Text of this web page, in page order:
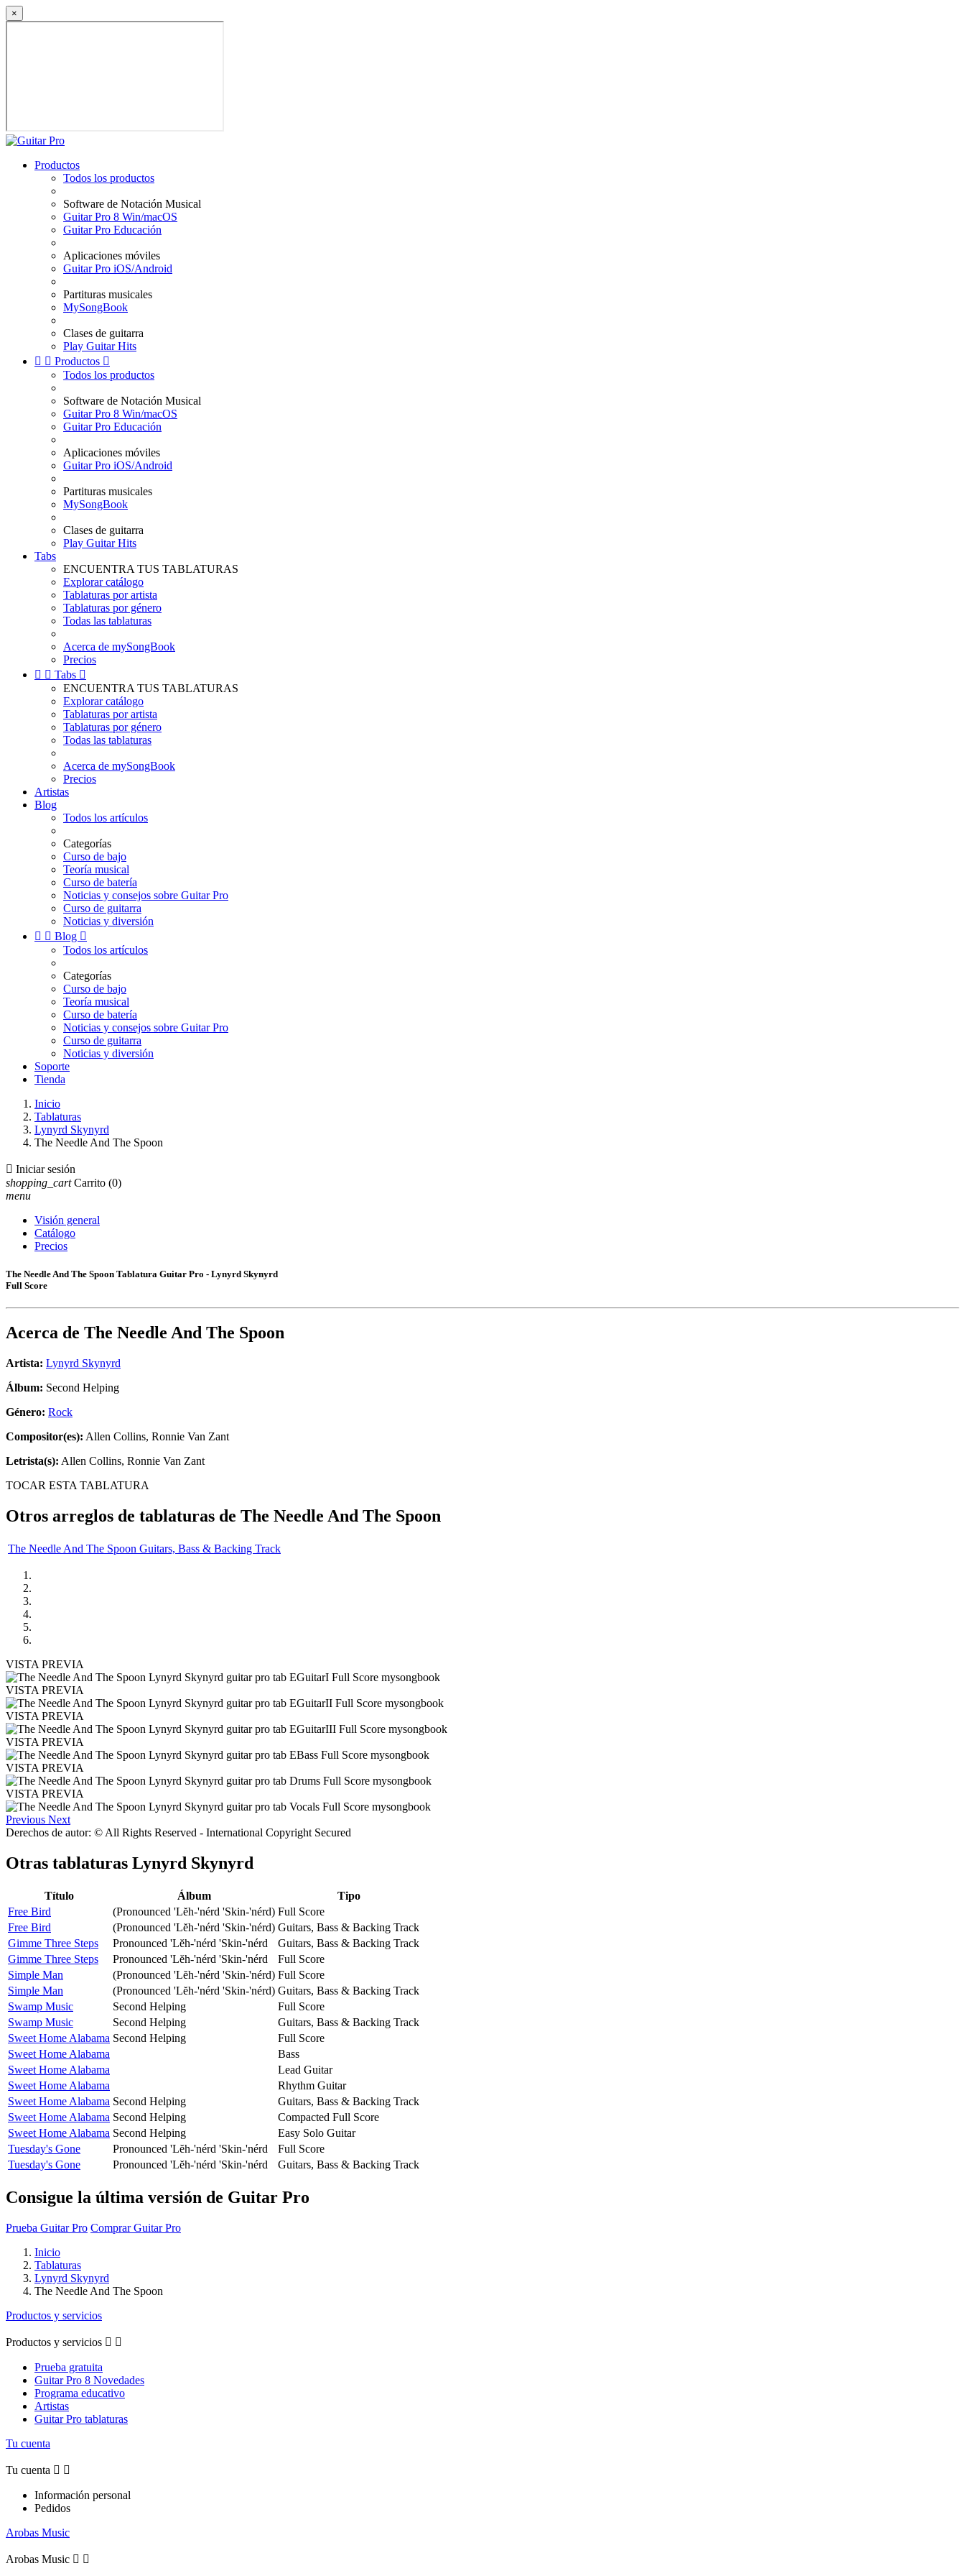
×
Productos
Todos los productos
Software de Notación Musical
Guitar Pro 8 Win/macOS
Guitar Pro Educación
Aplicaciones móviles
Guitar Pro iOS/Android
Partituras musicales
MySongBook
Clases de guitarra
Play Guitar Hits
  Productos 
Todos los productos
Software de Notación Musical
Guitar Pro 8 Win/macOS
Guitar Pro Educación
Aplicaciones móviles
Guitar Pro iOS/Android
Partituras musicales
MySongBook
Clases de guitarra
Play Guitar Hits
Tabs
ENCUENTRA TUS TABLATURAS
Explorar catálogo
Tablaturas por artista
Tablaturas por género
Todas las tablaturas
Acerca de mySongBook
Precios
  Tabs 
ENCUENTRA TUS TABLATURAS
Explorar catálogo
Tablaturas por artista
Tablaturas por género
Todas las tablaturas
Acerca de mySongBook
Precios
Artistas
Blog
Todos los artículos
Categorías
Curso de bajo
Teoría musical
Curso de batería
Noticias y consejos sobre Guitar Pro
Curso de guitarra
Noticias y diversión
  Blog 
Todos los artículos
Categorías
Curso de bajo
Teoría musical
Curso de batería
Noticias y consejos sobre Guitar Pro
Curso de guitarra
Noticias y diversión
Soporte
Tienda
Inicio
Tablaturas
Lynyrd Skynyrd
The Needle And The Spoon
 Iniciar sesión
shopping_cart Carrito (0)
menu
Visión general
Catálogo
Precios
The Needle And The Spoon Tablatura Guitar Pro - Lynyrd Skynyrd
Full Score
Acerca de The Needle And The Spoon
Artista: Lynyrd Skynyrd
Álbum: Second Helping
Género: Rock
Compositor(es): Allen Collins, Ronnie Van Zant
Letrista(s): Allen Collins, Ronnie Van Zant
TOCAR ESTA TABLATURA
Otros arreglos de tablaturas de The Needle And The Spoon
The Needle And The Spoon Guitars, Bass & Backing Track
VISTA PREVIA
VISTA PREVIA
VISTA PREVIA
VISTA PREVIA
VISTA PREVIA
VISTA PREVIA
Previous Next
Derechos de autor: © All Rights Reserved - International Copyright Secured
Otras tablaturas Lynyrd Skynyrd
Título Álbum
Tipo
Free Bird
(Pronounced 'Lĕh-'nérd 'Skin-'nérd) Full Score
Free Bird
(Pronounced 'Lĕh-'nérd 'Skin-'nérd) Guitars, Bass & Backing Track
Gimme Three Steps
Pronounced 'Lĕh-'nérd 'Skin-'nérd
Guitars, Bass & Backing Track
Gimme Three Steps
Pronounced 'Lĕh-'nérd 'Skin-'nérd
Full Score
Simple Man
(Pronounced 'Lĕh-'nérd 'Skin-'nérd) Full Score
Simple Man
(Pronounced 'Lĕh-'nérd 'Skin-'nérd) Guitars, Bass & Backing Track
Swamp Music
Second Helping
Full Score
Swamp Music
Second Helping
Guitars, Bass & Backing Track
Sweet Home Alabama Second Helping
Full Score
Sweet Home Alabama
Bass
Sweet Home Alabama
Lead Guitar
Sweet Home Alabama
Rhythm Guitar
Sweet Home Alabama Second Helping
Guitars, Bass & Backing Track
Sweet Home Alabama Second Helping
Compacted Full Score
Sweet Home Alabama Second Helping
Easy Solo Guitar
Tuesday's Gone
Pronounced 'Lĕh-'nérd 'Skin-'nérd
Full Score
Tuesday's Gone
Pronounced 'Lĕh-'nérd 'Skin-'nérd Guitars, Bass & Backing Track
Consigue la última versión de Guitar Pro
Prueba Guitar Pro Comprar Guitar Pro
Inicio
Tablaturas
Lynyrd Skynyrd
The Needle And The Spoon
Productos y servicios
Productos y servicios  
Prueba gratuita
Guitar Pro 8 Novedades
Programa educativo
Artistas
Guitar Pro tablaturas
Tu cuenta
Tu cuenta  
Información personal
Pedidos
Arobas Music
Arobas Music  